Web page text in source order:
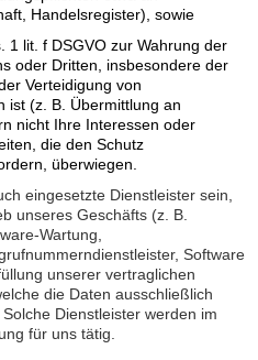
Handelsregister), sowie
1 lit. f DSGVO zur Wahrung der
oder Dritten, insbesondere der
Verteidigung von
ist (z. B. Übermittlung an
nicht Ihre Interessen oder
die den Schutz
überwiegen.
eingesetzte Dienstleister sein,
unseres Geschäfts (z. B.
Wartung,
Software
unserer vertraglichen
die Daten ausschließlich
Dienstleister werden im
für uns tätig.